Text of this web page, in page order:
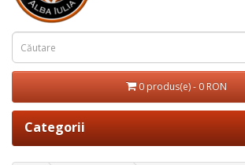
0 produs(e) - 0 RON
Categorii